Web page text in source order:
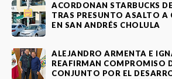
ACORDONAN STARBUCKS
TRAS PRESUNTO ASALTO A
EN SAN ANDRÉS CHOLULA
ALEJANDRO ARMENTA E
REAFIRMAN COMPROMISO
CONJUNTO POR EL